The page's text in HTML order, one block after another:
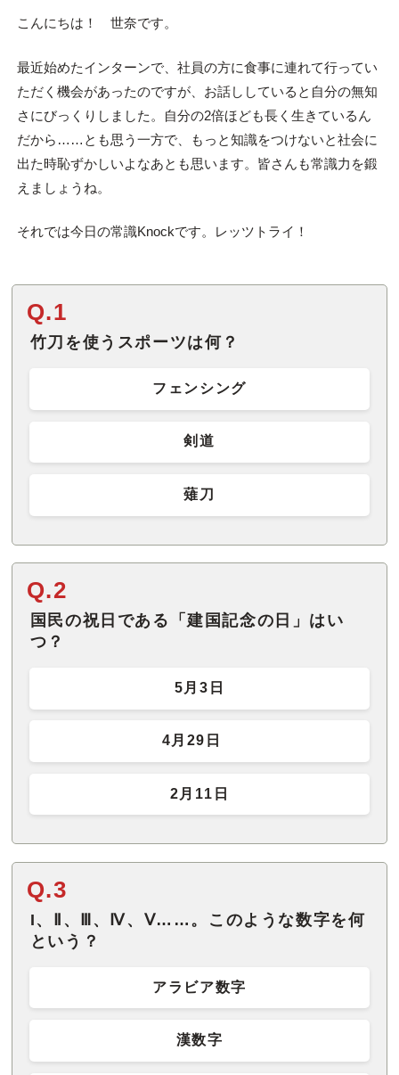
こんにちは！ 世奈です。
最近始めたインターンで、社員の方に食事に連れて行ってい
ただく機会があったのですが、お話ししていると自分の無知
さにびっくりしました。自分の2倍ほども長く生きているん
だから……とも思う一方で、もっと知識をつけないと社会に
出た時恥ずかしいよなあとも思います。皆さんも常識力を鍛
えましょうね。
それでは今日の常識Knockです。レッツトライ！
Q.1
竹刀を使うスポーツは何？
フェンシング
剣道
薙刀
Q.2
国民の祝日である「建国記念の日」はい
つ？
5月3日
4月29日
2月11日
Q.3
I、Ⅱ、Ⅲ、Ⅳ、Ⅴ……。このような数字を何
という？
アラビア数字
漢数字